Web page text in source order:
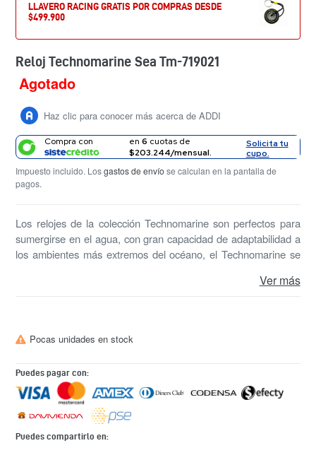
LLAVERO RACING GRATIS POR COMPRAS DESDE
$499.900
Reloj Technomarine Sea Tm-719021
Precio
habitual
Agotado
Haz clic para conocer más acerca de ADDI
Compra con en6 cuotas de
$203.244/mensual.
Solicita tu
cupo.
Impuesto incluido. Losgastos de envíose calculan en la pantalla de
pagos.
Los relojes de la colección Technomarine son perfectos para
sumergirse en el agua, con gran capacidad de adaptabilidad a
los ambientes más extremos del océano, el Technomarine se
Ver más
Pocas unidades en stock
Puedes pagar con:
Puedes compartirlo en: